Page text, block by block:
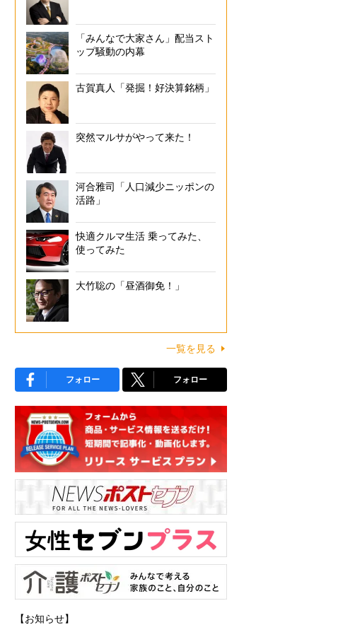
「みんなで大家さん」配当スト
ップ騒動の内幕
古賀真人「発掘！好決算銘柄」
突然マルサがやって来た！
河合雅司「人口減少ニッポンの
活路」
快適クルマ生活 乗ってみた、
使ってみた
大竹聡の「昼酒御免！」
一覧を見る
フォロー フォロー
【お知らせ】